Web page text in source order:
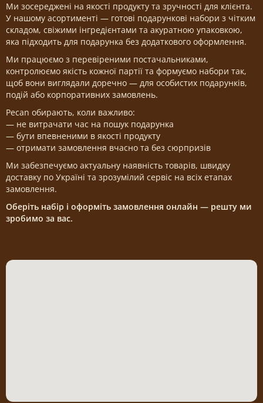
Ми зосереджені на якості продукту та зручності для клієнта.
У нашому асортименті — готові подарункові набори з чітким
складом, свіжими інгредієнтами та акуратною упаковкою,
яка підходить для подарунка без додаткового оформлення.
Ми працюємо з перевіреними постачальниками,
контролюємо якість кожної партії та формуємо набори так,
щоб вони виглядали доречно — для особистих подарунків,
подій або корпоративних замовлень.
Pecan обирають, коли важливо:
— не витрачати час на пошук подарунка
— бути впевненими в якості продукту
— отримати замовлення вчасно та без сюрпризів
Ми забезпечуємо актуальну наявність товарів, швидку
доставку по Україні та зрозумілий сервіс на всіх етапах
замовлення.
Оберіть набір і оформіть замовлення онлайн — решту ми
зробимо за вас.